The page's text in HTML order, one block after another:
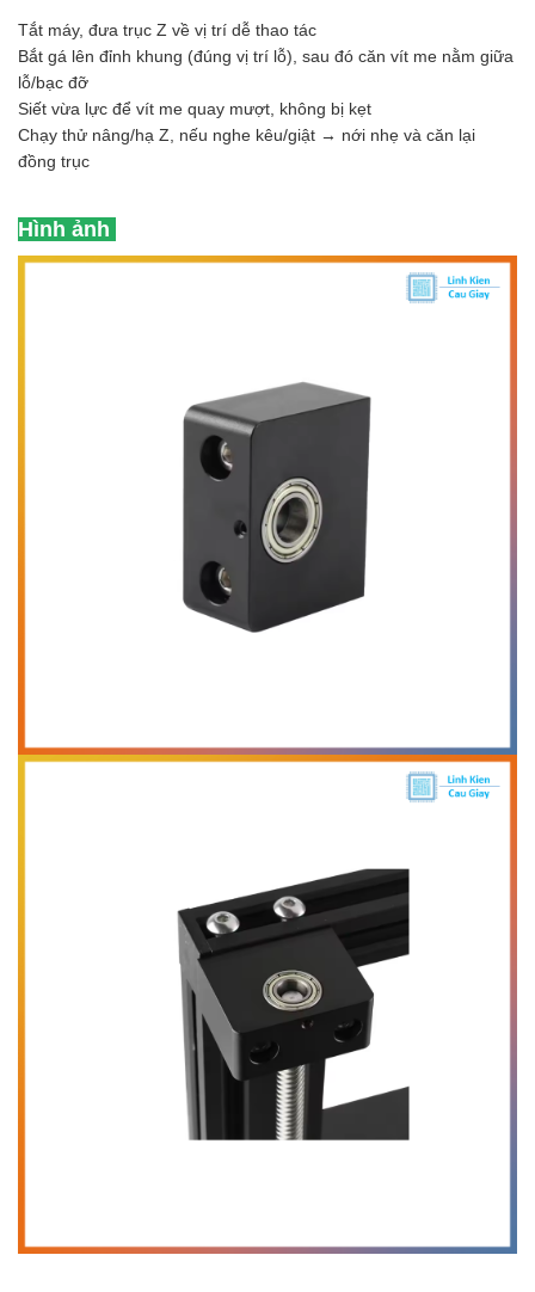
Tắt máy, đưa trục Z về vị trí dễ thao tác
Bắt gá lên đỉnh khung (đúng vị trí lỗ), sau đó căn vít me nằm giữa
lỗ/bạc đỡ
Siết vừa lực để vít me quay mượt, không bị kẹt
Chạy thử nâng/hạ Z, nếu nghe kêu/giật → nới nhẹ và căn lại
đồng trục
Hình ảnh